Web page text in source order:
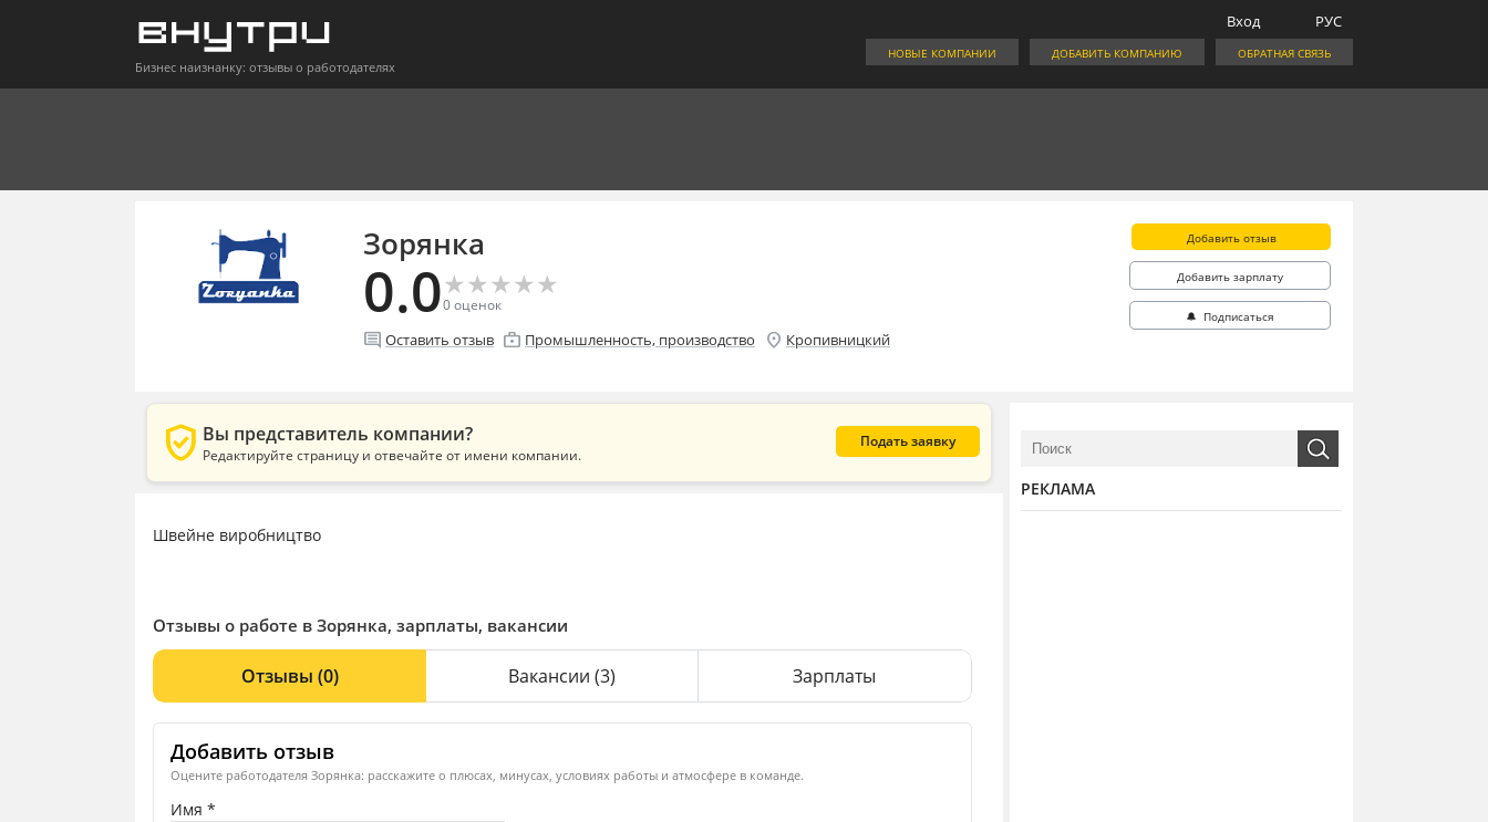
Бизнес наизнанку: отзывы о работодателях
РУС
Вход
ОБРАТНАЯ СВЯЗЬ
ДОБАВИТЬ КОМПАНИЮ
НОВЫЕ КОМПАНИИ
Зорянка
0.0★
★★
★★
★★
★★
★
0оценок
comment Оставить отзыв enterprise Промышленность, производство location_on Кропивницкий
Добавить отзыв
Добавить зарплату
🔔 Подписаться
verified_user Вы представитель компании?
Редактируйте страницу и отвечайте от имени компании.
Подать заявку
Швейне виробництво
Отзывы о работе в Зорянка, зарплаты, вакансии
Отзывы (0) Вакансии (3) Зарплаты
Добавить отзыв
Оцените работодателя Зорянка: расскажите о плюсах, минусах, условиях работы и атмосфере в команде.
Имя *
РЕКЛАМА